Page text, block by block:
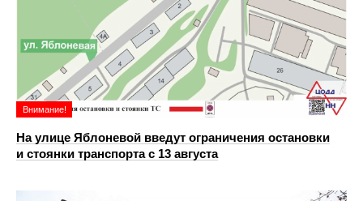
Внимание!
На улице Яблоневой введут ограничения остановки
и стоянки транспорта с 13 августа